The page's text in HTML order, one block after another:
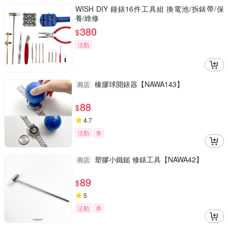
WISH DIY 鐘錶16件工具組 換電池/拆錶帶/保
養/維修
$380
活動
商店 橡膠球開錶器【NAWA143】
$88
4.7
活動
券
商店 塑膠小鐵鎚 修錶工具【NAWA42】
$89
5
活動
券